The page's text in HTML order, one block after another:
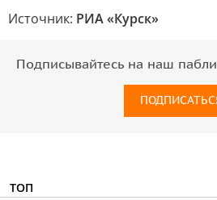
Источник: РИА «Курск»
Подписывайтесь на наш
ТОП